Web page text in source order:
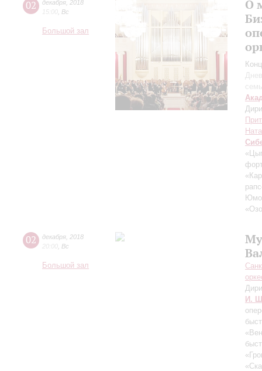
02 декабря 2018
15:00 Вс
Большой зал
О
02 декабря 2018
20:00 Вс
Большой зал
И.